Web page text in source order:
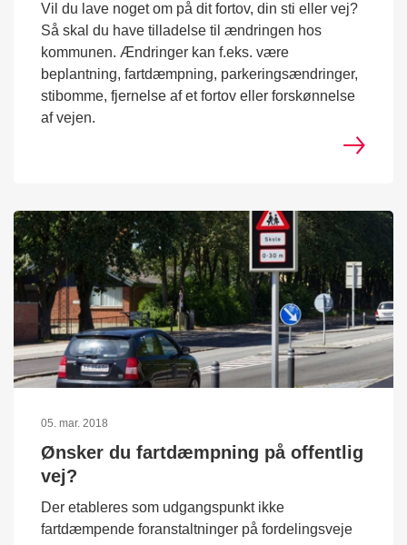
Vil du lave noget om på dit fortov, din sti eller vej?
Så skal du have tilladelse til ændringen hos
kommunen. Ændringer kan f.eks. være
beplantning, fartdæmpning, parkeringsændringer,
stibomme, fjernelse af et fortov eller forskønnelse
af vejen.
05. mar. 2018
Ønsker du fartdæmpning på offentlig
vej?
Der etableres som udgangspunkt ikke
fartdæmpende foranstaltninger på fordelingsveje